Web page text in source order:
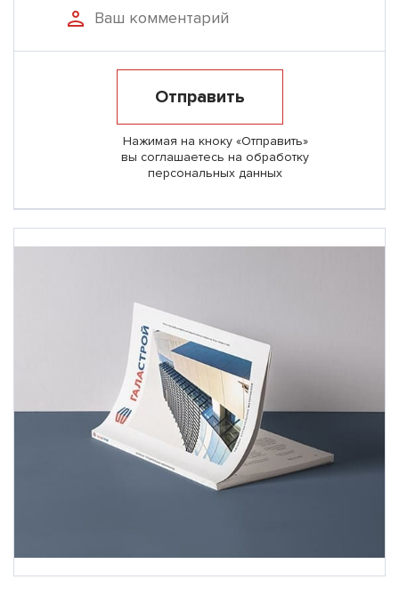
Отправить
Нажимая на кноку «Отправить»
вы соглашаетесь на обработку
персональных данных